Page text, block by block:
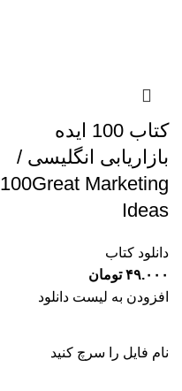
نام فایل را سرچ کنید
کتاب 100 ایده
بازاریابی انگلیسی /
100Great Marketing
Ideas
دانلود کتاب
۴۹.۰۰۰ تومان
افزودن به لیست دانلود